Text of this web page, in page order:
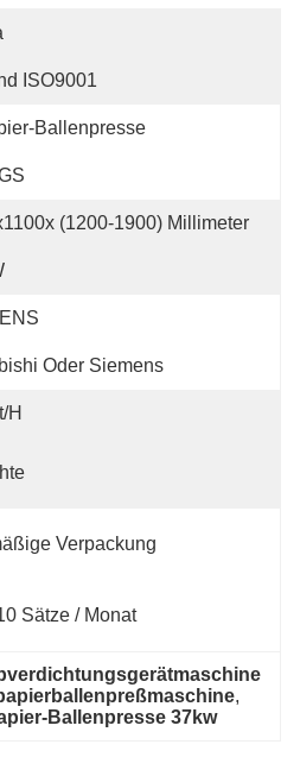
ISO9001
Ballenpresse
(1200-1900) Millimeter
Oder Siemens
h
Verpackung
Sätze / Monat
,
Ballenpresse 37kw